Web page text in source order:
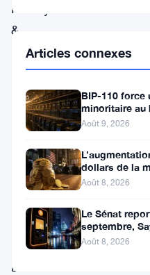
Henley
&
Partners
est
hausse
nombre
millionnaires
Bitcoin.
Articles connexes
BIP-110 force
minoritaire au
soutien des
Août 9, 2026
dollars de la
laisse les
Août 8, 2026
Le Sénat
septembre,
Bitcoin
Août 8, 2026